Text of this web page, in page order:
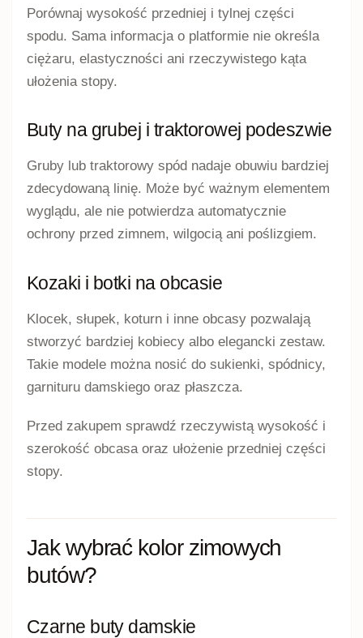
Porównaj wysokość przedniej i tylnej części
spodu. Sama informacja o platformie nie określa
ciężaru, elastyczności ani rzeczywistego kąta
ułożenia stopy.
Buty na grubej i traktorowej podeszwie
Gruby lub traktorowy spód nadaje obuwiu bardziej
zdecydowaną linię. Może być ważnym elementem
wyglądu, ale nie potwierdza automatycznie
ochrony przed zimnem, wilgocią ani poślizgiem.
Kozaki i botki na obcasie
Klocek, słupek, koturn i inne obcasy pozwalają
stworzyć bardziej kobiecy albo elegancki zestaw.
Takie modele można nosić do sukienki, spódnicy,
garnituru damskiego oraz płaszcza.
Przed zakupem sprawdź rzeczywistą wysokość i
szerokość obcasa oraz ułożenie przedniej części
stopy.
Jak wybrać kolor zimowych
butów?
Czarne buty damskie